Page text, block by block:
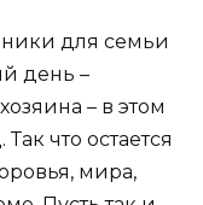
для семьи
день –
– в этом
что остается
мира,